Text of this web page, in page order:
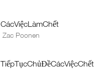
CácViệcLàmChết
Zac Poonen
TiếpTụcChủĐềCácViệcChết